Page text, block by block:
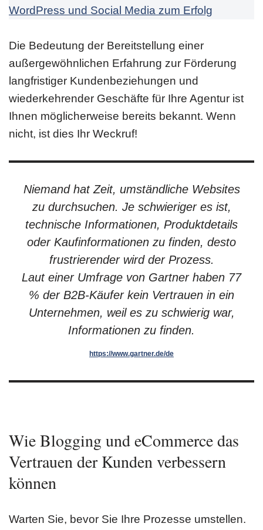
WordPress und Social Media zum Erfolg
Die Bedeutung der Bereitstellung einer
außergewöhnlichen Erfahrung zur Förderung
langfristiger Kundenbeziehungen und
wiederkehrender Geschäfte für Ihre Agentur ist
Ihnen möglicherweise bereits bekannt. Wenn
nicht, ist dies Ihr Weckruf!
Niemand hat Zeit, umständliche Websites
zu durchsuchen. Je schwieriger es ist,
technische Informationen, Produktdetails
oder Kaufinformationen zu finden, desto
frustrierender wird der Prozess.
Laut einer Umfrage von Gartner haben 77
% der B2B-Käufer kein Vertrauen in ein
Unternehmen, weil es zu schwierig war,
Informationen zu finden.
https://www.gartner.de/de
Wie Blogging und eCommerce das
Vertrauen der Kunden verbessern
können
Warten Sie, bevor Sie Ihre Prozesse umstellen.